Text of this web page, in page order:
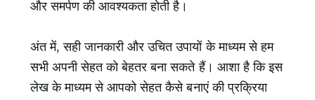
और समर्पण की आवश्यकता होती है।
अंत में, सही जानकारी और उचित उपायों के माध्यम से हम
सभी अपनी सेहत को बेहतर बना सकते हैं। आशा है कि इस
लेख के माध्यम से आपको सेहत कैसे बनाएं की प्रक्रिया